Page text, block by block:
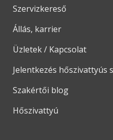
Szervizkereső
Állás, karrier
Üzletek / Kapcsolat
Jelentkezés hőszivattyús
Szakértői blog
Hőszivattyú